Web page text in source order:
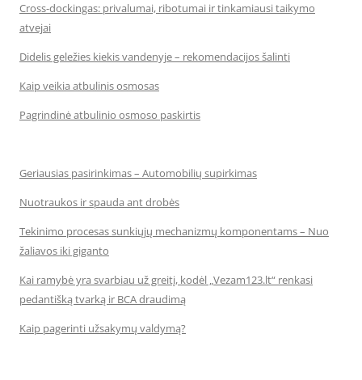
Cross-dockingas: privalumai, ribotumai ir tinkamiausi taikymo
atvejai
Didelis geležies kiekis vandenyje – rekomendacijos šalinti
Kaip veikia atbulinis osmosas
Pagrindinė atbulinio osmoso paskirtis
Geriausias pasirinkimas – Automobilių supirkimas
Nuotraukos ir spauda ant drobės
Tekinimo procesas sunkiųjų mechanizmų komponentams – Nuo
žaliavos iki giganto
Kai ramybė yra svarbiau už greitį, kodėl „Vezam123.lt“ renkasi
pedantišką tvarką ir BCA draudimą
Kaip pagerinti užsakymų valdymą?